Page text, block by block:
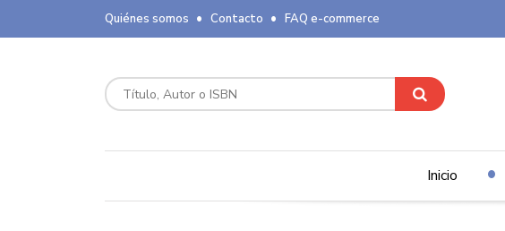
Quiénes somos Contacto FAQ e-commerce
Inicio